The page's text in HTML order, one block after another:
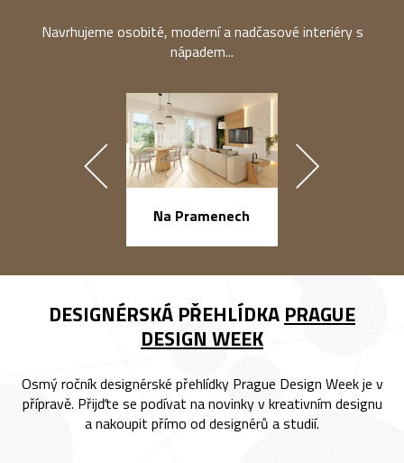
Navrhujeme osobité, moderní a nadčasové interiéry s
nápadem...
Na Pramenech
DESIGNÉRSKÁ PŘEHLÍDKA PRAGUE
DESIGN WEEK
Osmý ročník designérské přehlídky Prague Design Week je v
přípravě. Přijďte se podívat na novinky v kreativním designu
a nakoupit přímo od designérů a studií.